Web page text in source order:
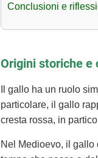
Conclusioni e
Origini storiche e
Il gallo ha un ruolo
particolare, il gallo
cresta rossa, in
Nel Medioevo, il gallo